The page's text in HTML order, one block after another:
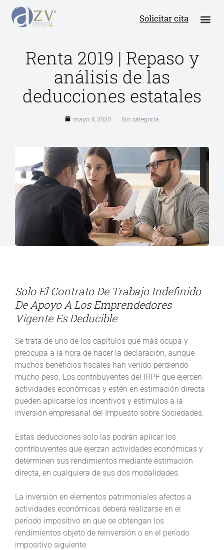
Solicitar cita
Renta 2019 | Repaso y
análisis de las
deducciones estatales
mayo 4, 2020 Sin categoría
Solo El Contrato De Trabajo Indefinido
De Apoyo A Los Emprendedores
Vigente Es Deducible
Se trata de uno de los capítulos que más ocupa y
preocupa a la hora de hacer la declaración, aunque
muchos beneficios fiscales han venido perdiendo
mucho peso. Los contribuyentes del IRPF que ejercen
actividades económicas y estén en estimación directa
pueden aplicarse los incentivos y estímulos a la
inversión empresarial del Impuesto sobre Sociedades.
Estas deducciones solo las podrán aplicar los
contribuyentes que ejerzan actividades económicas y
determinen sus rendimientos mediante estimación
directa, en cualquiera de sus dos modalidades.
La inversión en elementos patrimoniales afectos a
actividades económicas deberá realizarse en el
período impositivo en que se obtengan los
rendimientos objeto de reinversión o en el período
impositivo siguiente.